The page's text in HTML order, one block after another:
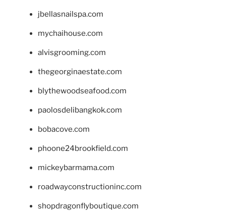
jbellasnailspa.com
mychaihouse.com
alvisgrooming.com
thegeorginaestate.com
blythewoodseafood.com
paolosdelibangkok.com
bobacove.com
phoone24brookfield.com
mickeybarmama.com
roadwayconstructioninc.com
shopdragonflyboutique.com